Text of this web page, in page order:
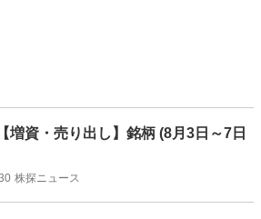
増資・売り出し】銘柄 (8月3日～7日
株探ニュース